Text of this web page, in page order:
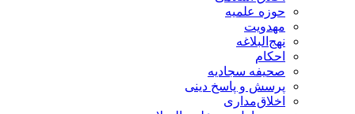
حوزه علمیه
مهدویت
نهج‌البلاغه
احکام
صحیفه سجادیه
پرسش و پاسخ دینی
اخلاق‌مداری